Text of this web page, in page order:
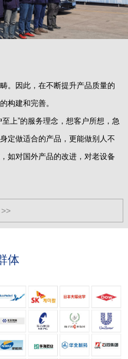
因此，在不断提升产品质量的
构建和完善。
上”的服务理念，想客户所想，急
定做适合的产品，更能做别人不
如对国外产品的改进，对老设备
体